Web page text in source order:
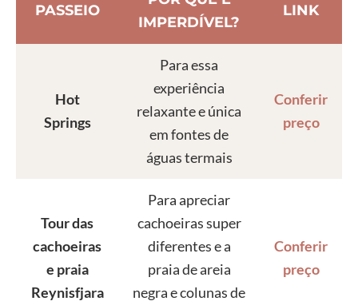
PASSEIO
IMPERDÍVEL?
LINK
Hot
Springs
Para essa
experiência
relaxante e única
em fontes de
águas termais
Conferir
preço
Tour das
cachoeiras
e praia
Reynisfjara
Para apreciar
cachoeiras super
diferentes e a
praia de areia
negra e colunas de
Conferir
preço